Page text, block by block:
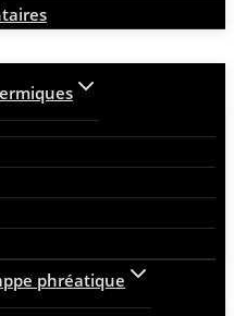
phréatique